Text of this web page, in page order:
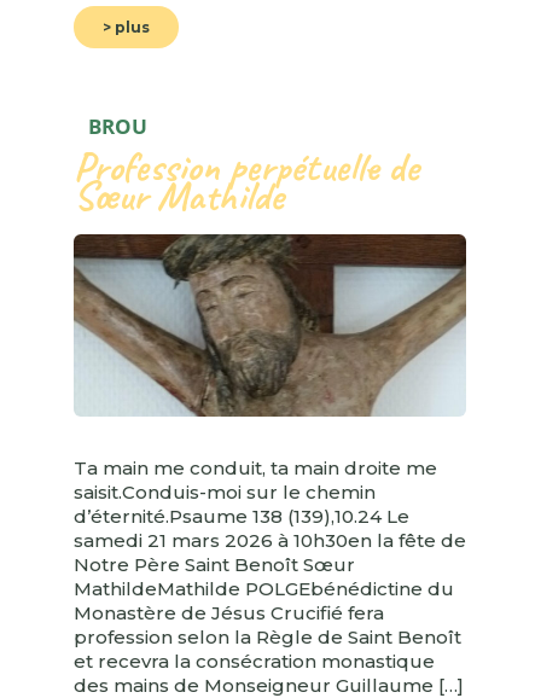
> plus
BROU
Profession perpétuelle de
Sœur Mathilde
Ta main me conduit, ta main droite me
saisit.Conduis-moi sur le chemin
d’éternité.Psaume 138 (139),10.24 Le
samedi 21 mars 2026 à 10h30en la fête de
Notre Père Saint Benoît Sœur
MathildeMathilde POLGEbénédictine du
Monastère de Jésus Crucifié fera
profession selon la Règle de Saint Benoît
et recevra la consécration monastique
des mains de Monseigneur Guillaume […]